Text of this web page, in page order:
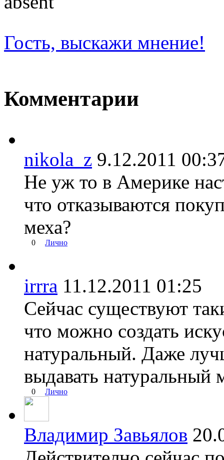
Гость, выскажи мнение!
Комментарии
nikola_z 9.12.2011
Не уж то в Америке
что отказываются
меха?
0 Лично
irrra 11.12.2011 01:25
Сейчас существуют
что можно создать
натуральный. Даже
выдавать натуральный
0 Лично
Владимир Завьялов